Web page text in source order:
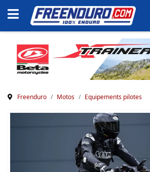
Freenduro Motos Equipements pilotes